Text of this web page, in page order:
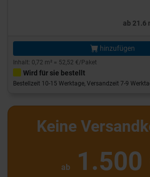
ab 21.6
hinzufügen
Inhalt: 0,72 m² = 52,52 €/Paket
Wird für sie bestellt
Bestellzeit 10-15 Werktage, Versandzeit 7-9
Keine
ab 1.500